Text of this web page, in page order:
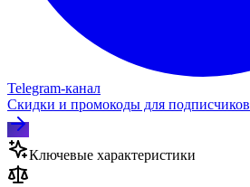
Telegram‑канал
Скидки и промокоды для подписчиков
Ключевые характеристики